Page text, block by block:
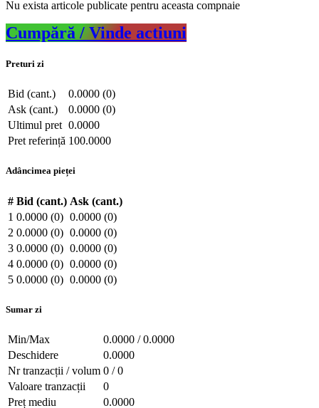
Nu exista articole publicate pentru aceasta compnaie
Cumpără / Vinde actiuni
Preturi zi
Bid (cant.)
0.0000 (0)
Ask (cant.)
0.0000 (0)
Ultimul pret 0.0000
Pret referință 100.0000
Adâncimea pieței
# Bid (cant.) Ask (cant.)
1 0.0000 (0) 0.0000 (0)
2 0.0000 (0) 0.0000 (0)
3 0.0000 (0) 0.0000 (0)
4 0.0000 (0) 0.0000 (0)
5 0.0000 (0) 0.0000 (0)
Sumar zi
Min/Max
0.0000 / 0.0000
Deschidere
0.0000
Nr tranzacții / volum 0 / 0
Valoare tranzacții
0
Preț mediu
0.0000